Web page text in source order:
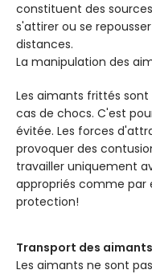
constituent des
s'attirer ou se
distances.
La manipulation des
Les aimants frittés
cas de chocs. C'est
évitée. Les forces
provoquer des
travailler uniquement
appropriés comme par
protection!
Transport des aimants
Les aimants ne sont